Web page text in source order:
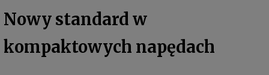
Nowy standard w
kompaktowych napędach